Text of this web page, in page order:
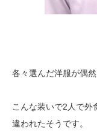
各々選んだ洋服が偶然
こんな装いで2人で外
違われたそうです。